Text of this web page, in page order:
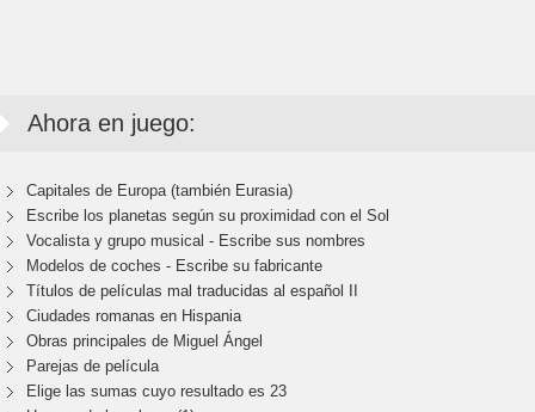
Ahora en juego:
Capitales de Europa (también Eurasia)
Escribe los planetas según su proximidad con el Sol
Vocalista y grupo musical - Escribe sus nombres
Modelos de coches - Escribe su fabricante
Títulos de películas mal traducidas al español II
Ciudades romanas en Hispania
Obras principales de Miguel Ángel
Parejas de película
Elige las sumas cuyo resultado es 23